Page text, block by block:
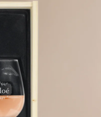
avis)
nous attribuent
(total de tous les